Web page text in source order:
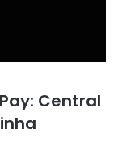
Central